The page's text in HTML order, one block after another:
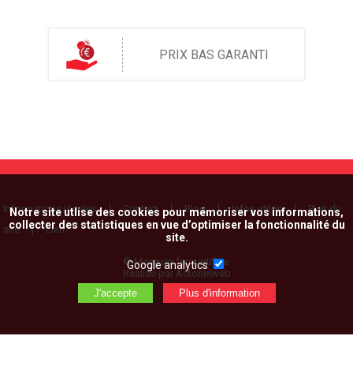
PRIX BAS GARANTI
Informations légales Contact Blog Infos utiles
Plan du
site
Lien
© Magasin feux artifice
Réalisé par Actorielweb
Notre site utlise des cookies pour mémoriser vos informations,
collecter des statistiques en vue d’optimiser la fonctionnalité du
site.
Google analytics